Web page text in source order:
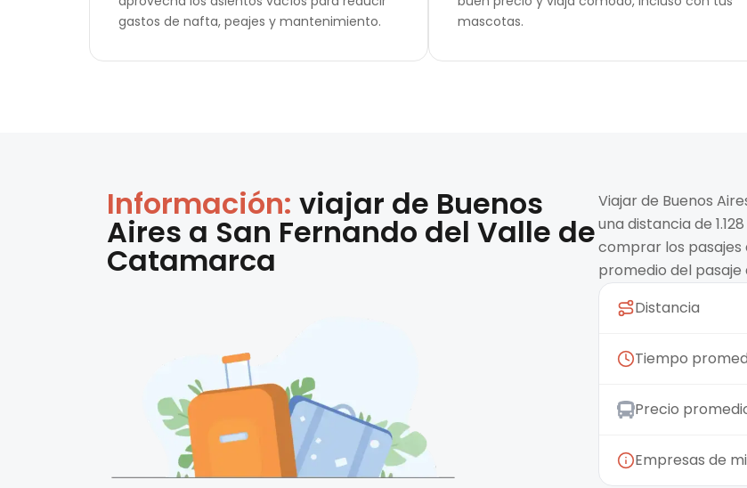
gastos de nafta, peajes y mantenimiento.
mascotas.
Información: viajar de Buenos
Aires a San Fernando del Valle de
Catamarca
Viajar de Buenos
una distancia de
comprar los pasajes
promedio del pasaje
Distancia
Tiempo
Precio
Empresas de